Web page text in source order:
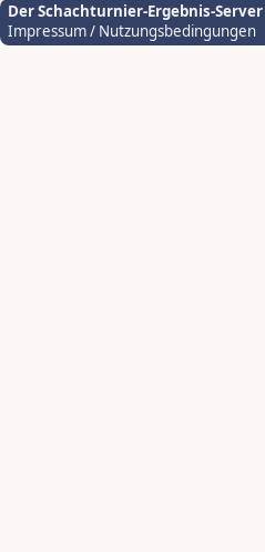
Der Schachturnier-Ergebnis-Server
Impressum / Nutzungsbedingungen